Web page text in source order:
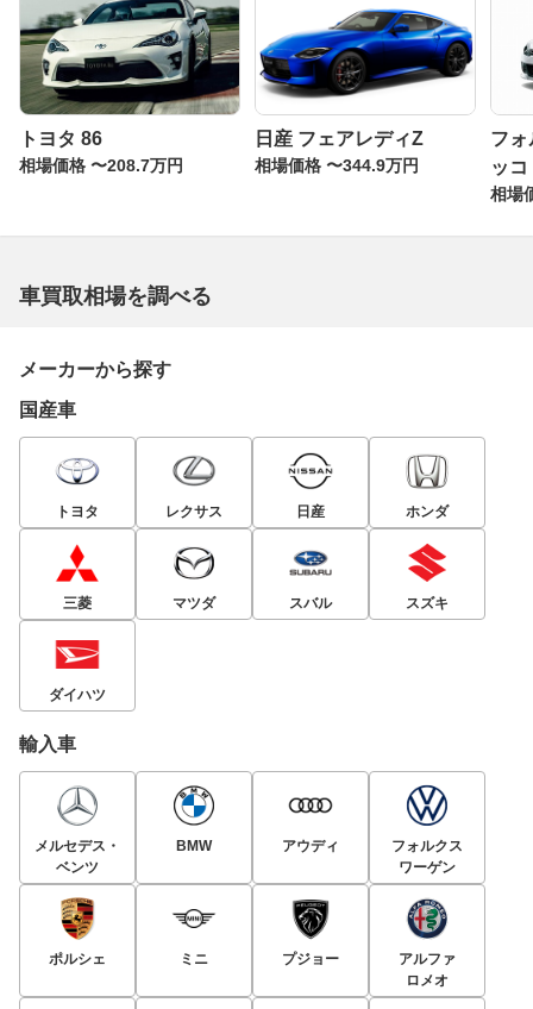
トヨタ 86
相場価格 〜208.7万円
日産 フェアレディZ
相場価格 〜344.9万円
フォ
ッコ
相場
車買取相場を調べる
メーカーから探す
国産車
トヨタ レクサス 日産 ホンダ
三菱 マツダ スバル スズキ
ダイハツ
輸入車
メルセデス・
ベンツ
BMW アウディ
フォルクス
ワーゲン
ポルシェ ミニ プジョー
アルファ
ロメオ